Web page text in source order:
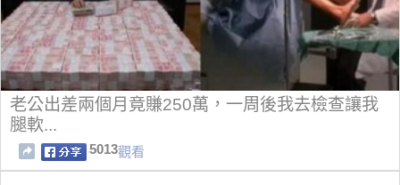
老公出差兩個月竟賺250萬，一周後我去檢查讓我
腿軟...
5013觀看